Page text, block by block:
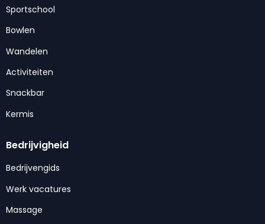
Sportschool
Bowlen
Wandelen
Activiteiten
Snackbar
Kermis
Bedrijvigheid
Bedrijvengids
Werk vacatures
Massage